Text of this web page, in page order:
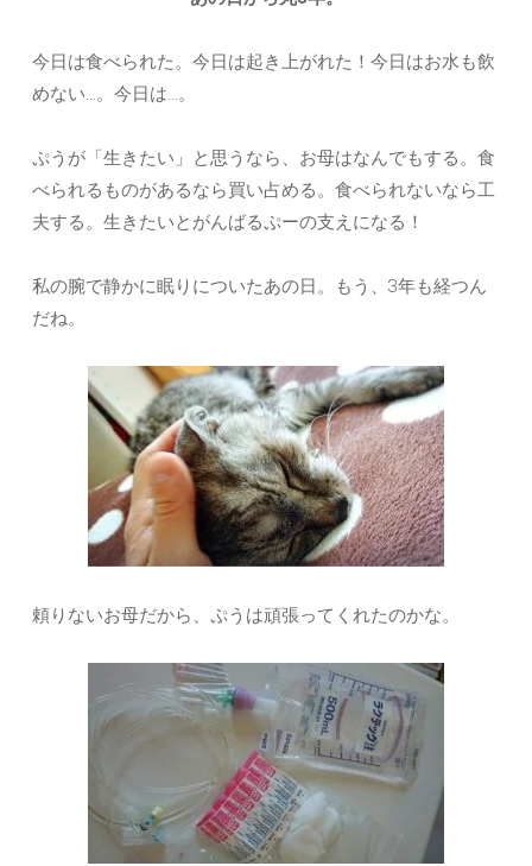
今日は食べられた。今日は起き上がれた！今日はお水も飲
めない…。今日は…。
ぷうが「生きたい」と思うなら、お母はなんでもする。食
べられるものがあるなら買い占める。食べられないなら工
夫する。生きたいとがんばるぷーの支えになる！
私の腕で静かに眠りについたあの日。もう、3年も経つん
だね。
頼りないお母だから、ぷうは頑張ってくれたのかな。